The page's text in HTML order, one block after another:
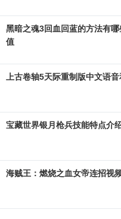
黑暗之魂3回血回蓝的方法有
值
上古卷轴5天际重制版中文语
宝藏世界银月枪兵技能特点介
海贼王：燃烧之血女帝连招视